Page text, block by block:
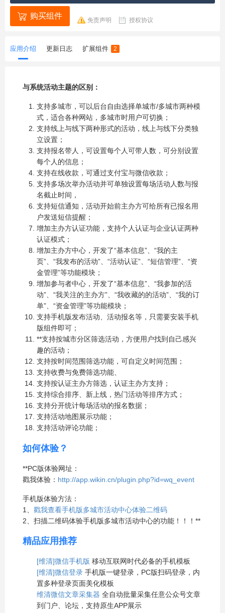
购买组件 免责声明 授权协议
应用介绍 更新日志 扩展组件 2
与系统活动主题的区别：
支持多城市，可以后台自由选择单城市/多城市两种模
式，适合各种网站，多城市时用户可切换；
支持线上与线下两种形式的活动，线上与线下分类独
立设置；
支持报名带人，可设置每个人可带人数，可分别设置
每个人的信息；
支持在线收款，可通过支付宝与微信收款；
支持多场次举办活动并可单独设置每场活动人数与报
名截止时间，
支持短信通知，活动开始前主办方可给所有已报名用
户发送短信提醒；
增加主办方认证功能，支持个人认证与企业认证两种
认证模式；
增加主办方中心，开发了“基本信息”、“我的主
页”、“我发布的活动”、“活动认证”、“短信管理”、“资
金管理”等功能模块；
增加参与者中心，开发了“基本信息”、“我参加的活
动”、“我关注的主办方”、“我收藏的的活动”、“我的订
单”、“资金管理”等功能模块；
支持手机版发布活动、活动报名等，只需要安装手机
版组件即可；
**支持按城市分区筛选活动，方便用户找到自己感兴
趣的活动；
支持按时间范围筛选功能，可自定义时间范围；
支持收费与免费筛选功能、
支持按认证主办方筛选，认证主办方支持；
支持综合排序、新上线，热门活动等排序方式；
支持分开统计每场活动的报名数据；
支持活动地图展示功能；
支持活动评论功能；
如何体验？
**PC版体验网址：
戳我体验： http://app.wikin.cn/plugin.php?id=wq_event
手机版体验方法：
1、 戳我查看手机版多城市活动中心体验二维码
2、扫描二维码体验手机版多城市活动中心的功能！！！**
精品应用推荐
[维清]微信手机版 移动互联网时代必备的手机模板
[维清]微信登录 手机版一键登录，PC版扫码登录，内
置多种登录页面美化模板
维清微信文章采集器 全自动批量采集任意公众号文章
到门户、论坛，支持原生APP展示